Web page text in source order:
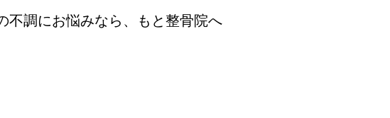
不調にお悩みなら、もと整骨院へ